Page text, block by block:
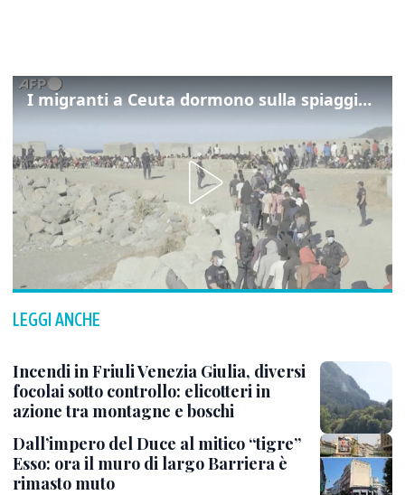
I migranti a Ceuta dormono sulla spiaggia: "Vogliamo entrare in Europa"
LEGGI ANCHE
Incendi in Friuli Venezia Giulia, diversi
focolai sotto controllo: elicotteri in
azione tra montagne e boschi
Dall’impero del Duce al mitico “tigre”
Esso: ora il muro di largo Barriera è
rimasto muto